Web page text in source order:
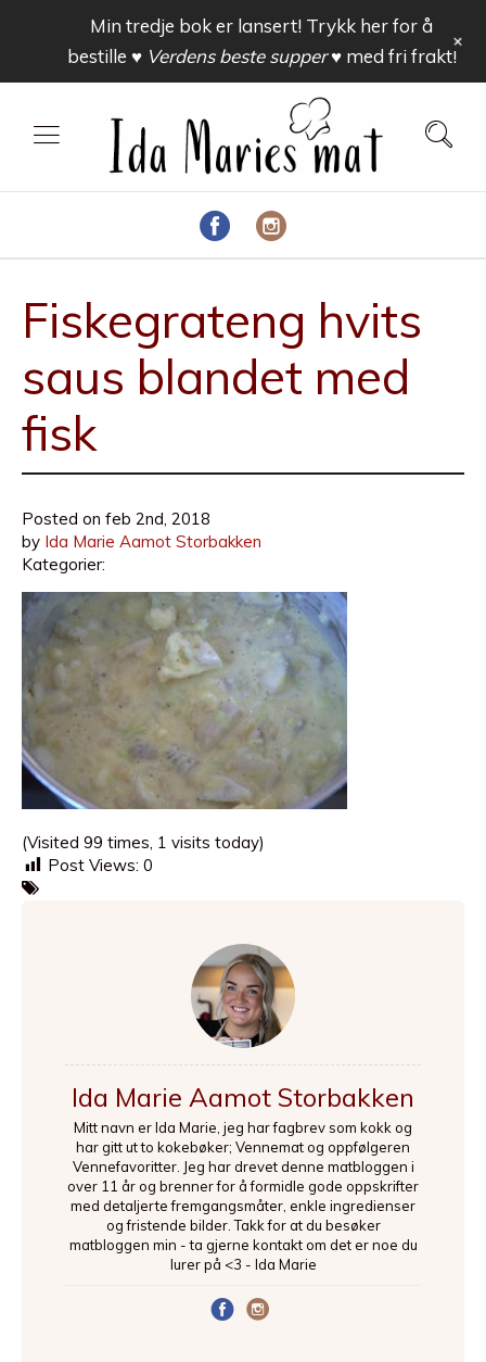
Fiskegrateng hvits
saus blandet med
fisk
Posted on feb 2nd, 2018
by Ida Marie Aamot Storbakken
Kategorier:
(Visited 99 times, 1 visits today)
Post Views: 0
Ida Marie Aamot Storbakken
Mitt navn er Ida Marie, jeg har fagbrev som kokk og
har gitt ut to kokebøker; Vennemat og oppfølgeren
Vennefavoritter. Jeg har drevet denne matbloggen i
over 11 år og brenner for å formidle gode oppskrifter
med detaljerte fremgangsmåter, enkle ingredienser
og fristende bilder. Takk for at du besøker
matbloggen min - ta gjerne kontakt om det er noe du
lurer på <3 - Ida Marie
Min tredje bok er lansert! Trykk her for å
bestille ♥ Verdens beste supper ♥med fri frakt!
+